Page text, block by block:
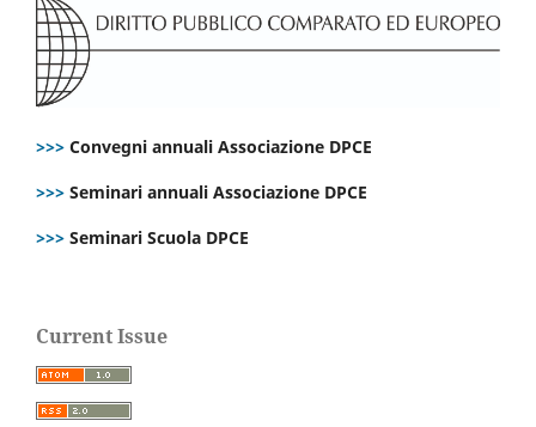
>>> Convegni annuali Associazione DPCE
>>> Seminari annuali Associazione DPCE
>>> Seminari Scuola DPCE
Current Issue